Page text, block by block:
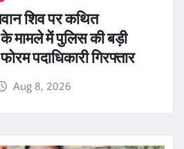
शिव पर कथित
मामले में पुलिस की बड़ी
पदाधिकारी गिरफ्तार
Aug 8, 2026